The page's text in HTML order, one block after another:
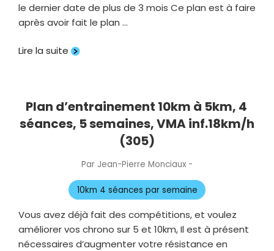
le dernier date de plus de 3 mois Ce plan est à faire
après avoir fait le plan …
Lire la suite
Plan d’entrainement 10km à 5km, 4
séances, 5 semaines, VMA inf.18km/h
(305)
Par Jean-Pierre Monciaux -
le
10km 4 séances par semaine
Vous avez déjà fait des compétitions, et voulez
améliorer vos chrono sur 5 et 10km, Il est à présent
nécessaires d’augmenter votre résistance en